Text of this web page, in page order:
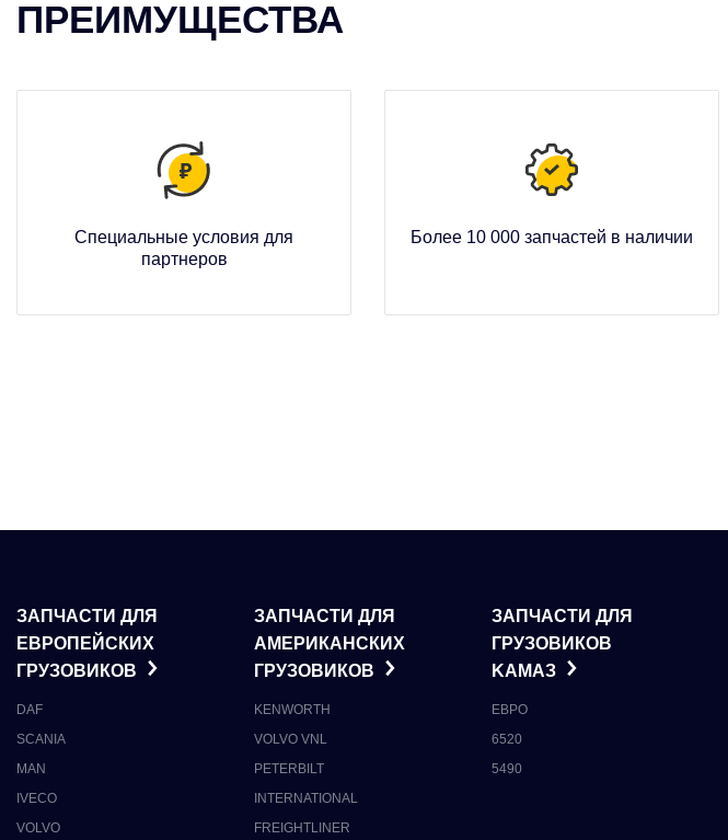
ПРЕИМУЩЕСТВА
Специальные условия для
партнеров
Более 10 000 запчастей в наличии
ЗАПЧАСТИ ДЛЯ
ЕВРОПЕЙСКИХ
ГРУЗОВИКОВ
DAF
SCANIA
MAN
IVECO
VOLVO
ЗАПЧАСТИ ДЛЯ
АМЕРИКАНСКИХ
ГРУЗОВИКОВ
KENWORTH
VOLVO VNL
PETERBILT
INTERNATIONAL
FREIGHTLINER
ЗАПЧАСТИ ДЛЯ
ГРУЗОВИКОВ
KАМАЗ
ЕВРО
6520
5490